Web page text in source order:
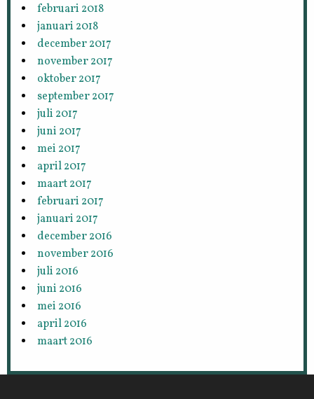
februari 2018
januari 2018
december 2017
november 2017
oktober 2017
september 2017
juli 2017
juni 2017
mei 2017
april 2017
maart 2017
februari 2017
januari 2017
december 2016
november 2016
juli 2016
juni 2016
mei 2016
april 2016
maart 2016